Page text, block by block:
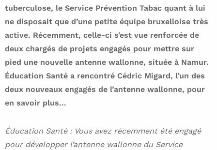
tuberculose, le Service Prévention Tabac quant à lui
ne disposait que d’une petite équipe bruxelloise très
active. Récemment, celle-ci s’est vue renforcée de
deux chargés de projets engagés pour mettre sur
pied une nouvelle antenne wallonne, située à Namur.
Éducation Santé a rencontré Cédric Migard, l’un des
deux nouveaux engagés de l’antenne wallonne, pour
en savoir plus…
Éducation Santé : Vous avez récemment été engagé
pour développer l’antenne wallonne du Service